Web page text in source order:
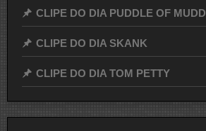
CLIPE DO DIA PUDDLE OF MUDD
CLIPE DO DIA SKANK
CLIPE DO DIA TOM PETTY